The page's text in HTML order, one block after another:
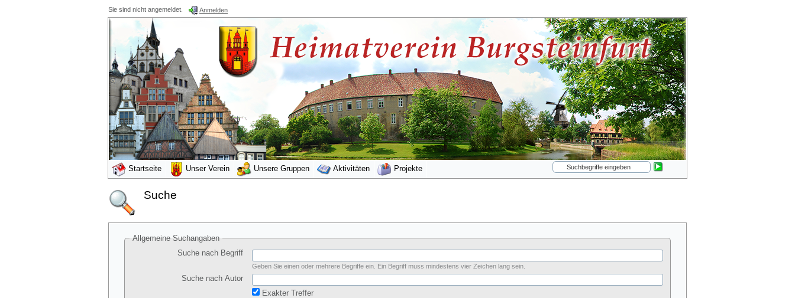
Sie sind nicht angemeldet. Anmelden
Startseite Unser Verein Unsere Gruppen Aktivitäten Projekte
Suche
Allgemeine Suchangaben
Suche nach Begriff
Geben Sie einen oder mehrere Begriffe ein. Ein Begriff muss mindestens vier Zeichen lang sein.
Suche nach Autor
Exakter Treffer